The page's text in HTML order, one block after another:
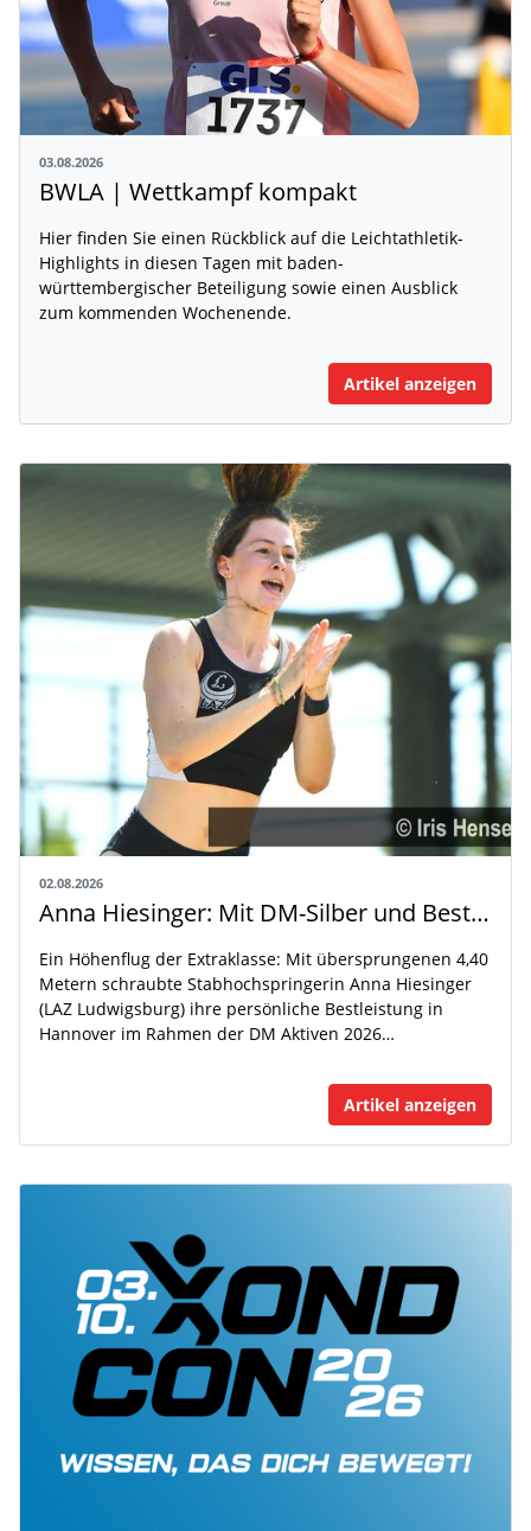
03.08.2026
BWLA | Wettkampf kompakt
Hier finden Sie einen Rückblick auf die Leichtathletik-
Highlights in diesen Tagen mit baden-
württembergischer Beteiligung sowie einen Ausblick
zum kommenden Wochenende.
Artikel anzeigen
02.08.2026
Anna Hiesinger: Mit DM-Silber und Bestleistung zur U20-WM
Ein Höhenflug der Extraklasse: Mit übersprungenen 4,40
Metern schraubte Stabhochspringerin Anna Hiesinger
(LAZ Ludwigsburg) ihre persönliche Bestleistung in
Hannover im Rahmen der DM Aktiven 2026…
Artikel anzeigen